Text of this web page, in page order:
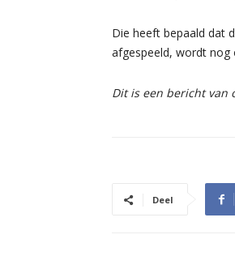
Die heeft bepaald dat
afgespeeld, wordt nog
Dit is een bericht van
Deel